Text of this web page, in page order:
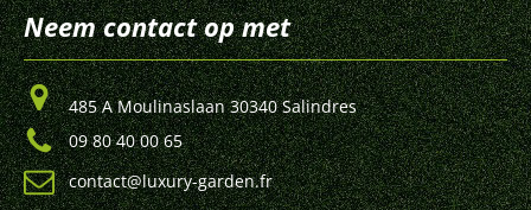
Neem contact op met
485 A Moulinaslaan 30340 Salindres
09 80 40 00 65
contact@luxury-garden.fr